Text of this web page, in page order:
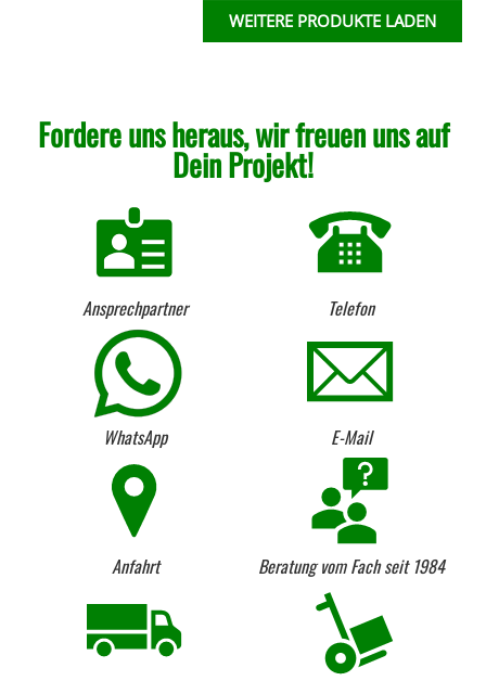
WEITERE PRODUKTE LADEN
Fordere uns heraus, wir freuen uns auf
Dein Projekt!
Ansprechpartner Telefon
WhatsApp E-Mail
Anfahrt Beratung vom Fach seit 1984